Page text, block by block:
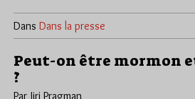
Dans Dans la presse
Peut-on être mormon
?
Par Jiri Pragman